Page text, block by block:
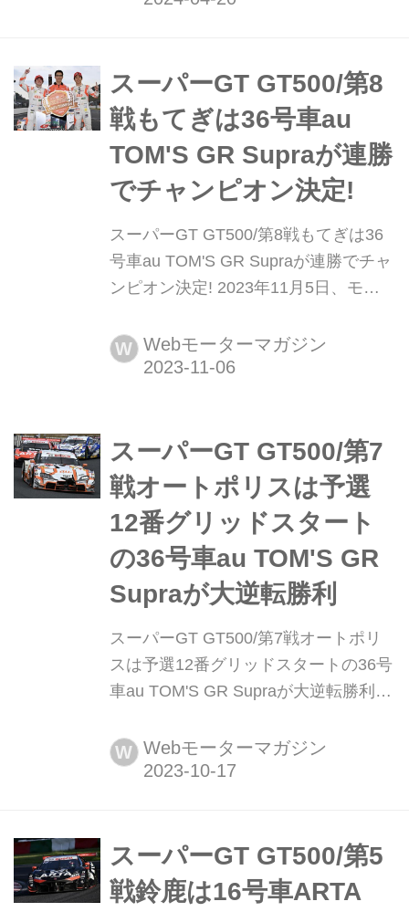
かけた今シーズンだが、昨年に引き続
き36号車au TOM'S GR Supraの強さが
際立つ結果となった。(文:河村大...
スーパーGT GT500/第8
戦もてぎは36号車au
TOM'S GR Supraが連勝
でチャンピオン決定!
スーパーGT GT500/第8戦もてぎは36
号車au TOM'S GR Supraが連勝でチャ
ンピオン決定! 2023年11月5日、モビ
AUTOBACS SUPER GT Round8
MOTEGI GT 300km RACE GRAND
今季3勝目を達成。202...
W Webモーターマガジン
スーパーGT GT500/第7
戦オートポリスは予選
12番グリッドスタート
の36号車au TOM'S GR
Supraが大逆転勝利
スーパーGT GT500/第7戦オートポリ
スは予選12番グリッドスタートの36号
車au TOM'S GR Supraが大逆転勝利
「2023 AUTOBACS SUPER GT
Round7 AUTOPOLIS GT 450km
た。2位に16号車ARTA MUGEN NSX-
GT、...
W Webモーターマガジン
スーパーGT GT500/第5
戦鈴鹿は16号車ARTA